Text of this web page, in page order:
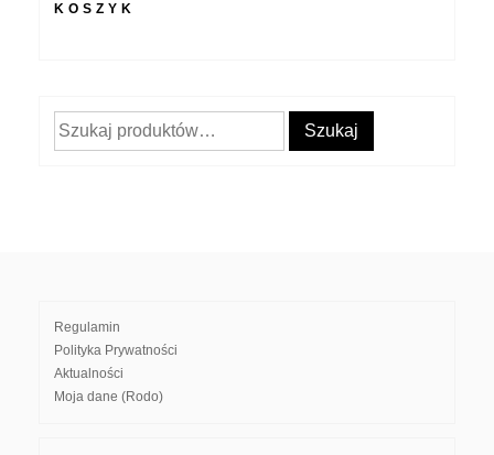
KOSZYK
Szukaj: Szukaj
Regulamin
Polityka Prywatności
Aktualności
Moja dane (Rodo)